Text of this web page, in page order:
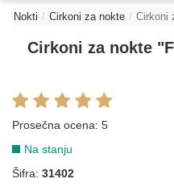
Nokti Cirkoni za nokte Cirkoni
Cirkoni za nokte
Prosečna ocena: 5
Na stanju
Šifra: 31402